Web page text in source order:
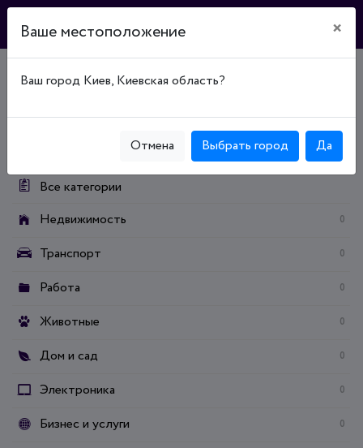
Главная Доска объявлений
Все категории
Недвижимость
0
Транспорт 0
Работа 0
Животные 0
Дом и сад 0
Электроника 0
Бизнес и услуги 0
Ваше местоположение ×
Ваш город Киев, Киевская область?
Отмена Выбрать город Да